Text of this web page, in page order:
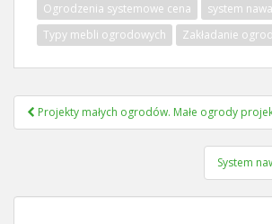
Ogrodzenia systemowe cena
system
Typy mebli ogrodowych
Zakładanie
Nawigacja
wpisu
Projekty małych ogrodów. Małe ogrody
System